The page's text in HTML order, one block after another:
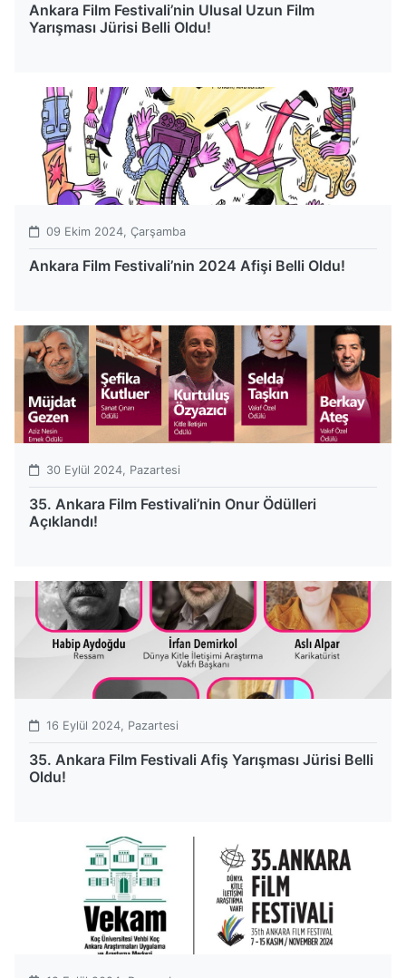
Ankara Film Festivali’nin Ulusal Uzun Film
Yarışması Jürisi Belli Oldu!
09 Ekim 2024, Çarşamba
Ankara Film Festivali’nin 2024 Afişi Belli Oldu!
30 Eylül 2024, Pazartesi
35. Ankara Film Festivali’nin Onur Ödülleri
Açıklandı!
16 Eylül 2024, Pazartesi
35. Ankara Film Festivali Afiş Yarışması Jürisi Belli
Oldu!